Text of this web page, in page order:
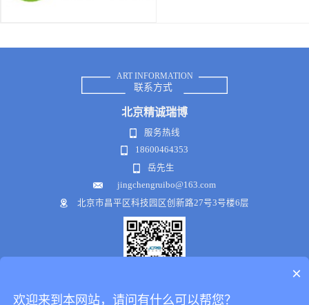
ART INFORMATION
联系方式
北京精诚瑞博
服务热线
18600464353
岳先生
jingchengruibo@163.com
北京市昌平区科技园区创新路27号3号楼6层
×
欢迎来到本网站，请问有什么可以帮您？